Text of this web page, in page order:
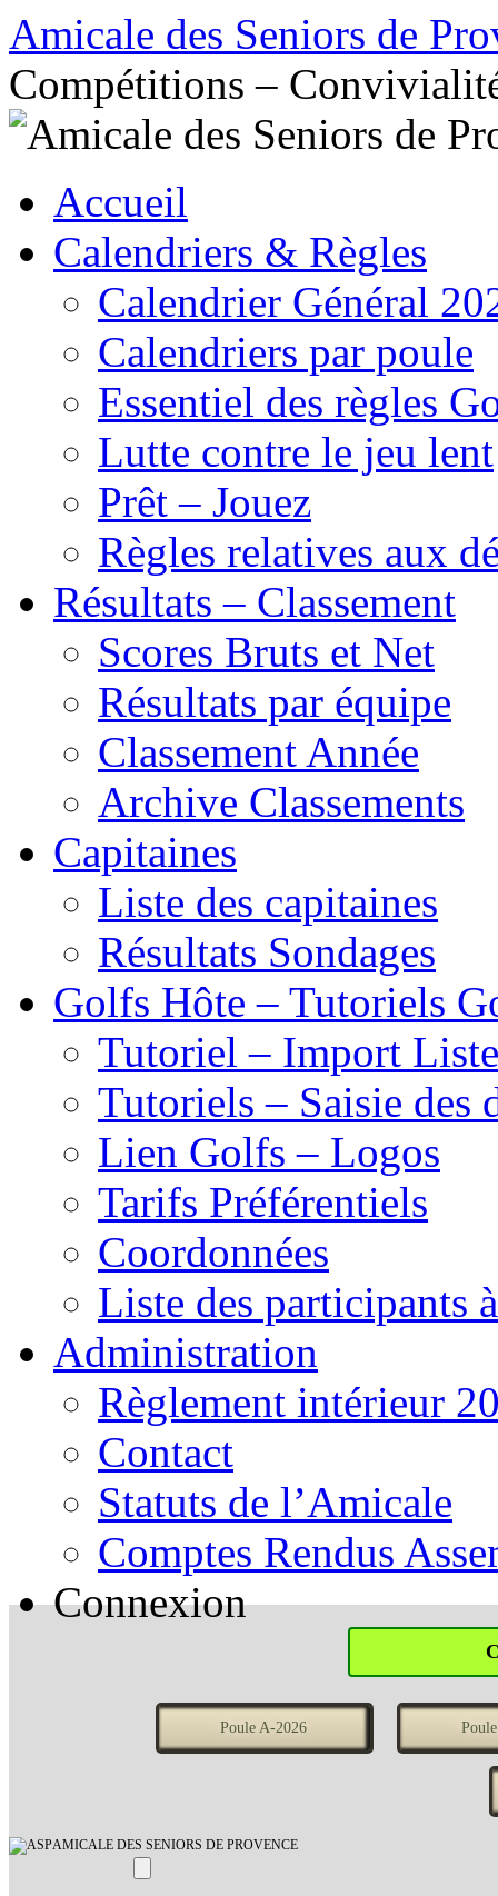
Aller
au
contenu
Amicale des Seniors de
Compétitions –
Accueil
Calendriers & Règles
Calendrier Général
Calendriers par poule
Essentiel des règles
Lutte contre le jeu lent
Prêt – Jouez
Règles relatives aux
Résultats – Classement
Scores Bruts et Net
Résultats par équipe
Classement Année
Archive Classements
Capitaines
Liste des capitaines
Résultats Sondages
Golfs Hôte – Tutoriels
Tutoriel – Import
Tutoriels – Saisie des
Lien Golfs – Logos
Tarifs Préférentiels
Coordonnées
Liste des participants
Administration
Règlement intérieur
Contact
Statuts de l’Amicale
Comptes Rendus
Connexion
Poule A-2026
AMICALE DES SENIORS DE PROVENCE